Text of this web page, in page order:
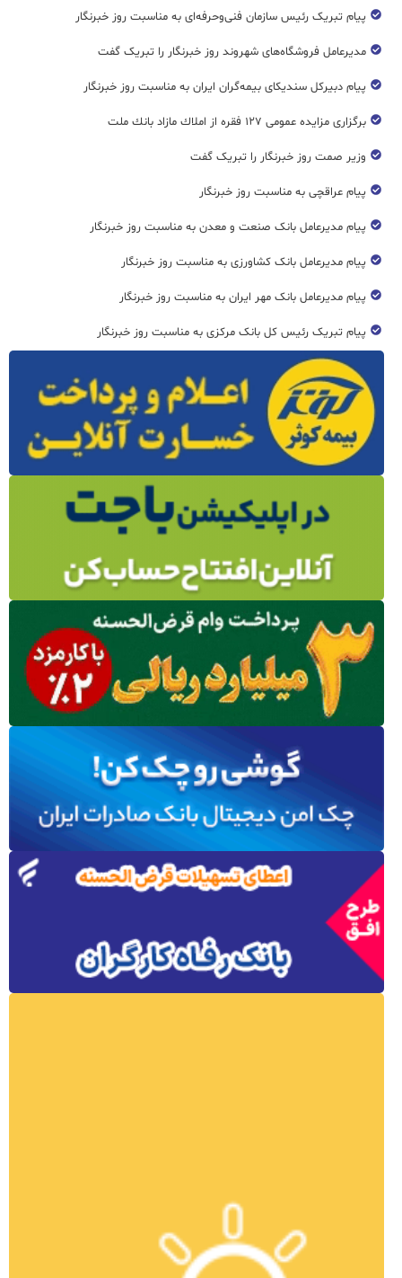
پیام تبریک رئیس سازمان فنی‌و‌حرفه‌ای به مناسبت روز خبرنگار
مدیرعامل فروشگاه‌های شهروند روز خبرنگار را تبریک گفت
پیام دبیرکل سندیکای بیمه‌گران ایران به مناسبت روز خبرنگار
برگزاری مزایده عمومی ۱۲۷ فقره از املاك مازاد بانك ملت
وزیر صمت روز خبرنگار را تبریک گفت
پیام عراقچی به مناسبت روز خبرنگار
پیام مدیرعامل بانک صنعت و معدن به مناسبت روز خبرنگار
پیام مدیرعامل بانک کشاورزی به مناسبت روز خبرنگار
پیام مدیرعامل بانک مهر ایران به مناسبت روز خبرنگار
پیام تبریک رئیس کل بانک مرکزی به مناسبت روز خبرنگار